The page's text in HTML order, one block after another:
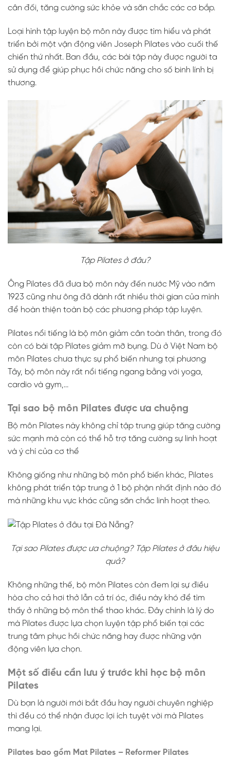
cân đối, tăng cường sức khỏe và săn chắc các cơ bắp.
Loại hình tập luyện bộ môn này được tìm hiểu và phát
triển bởi một vận động viên Joseph Pilates vào cuối thế
chiến thứ nhất. Ban đầu, các bài tập này được người ta
sử dụng để giúp phục hồi chức năng cho số binh lính bị
thương.
Tập Pilates ở đâu?
Ông Pilates đã đưa bộ môn này đến nước Mỹ vào năm
1923 cũng như ông đã dành rất nhiều thời gian của mình
để hoàn thiện toàn bộ các phương pháp tập luyện.
Pilates nổi tiếng là bộ môn giảm cân toàn thân, trong đó
còn có bài tập Pilates giảm mỡ bụng. Dù ở Việt Nam bộ
môn Pilates chưa thực sự phổ biến nhưng tại phương
Tây, bộ môn này rất nổi tiếng ngang bằng với yoga,
cardio và gym,…
Tại sao bộ môn Pilates được ưa chuộng
Bộ môn Pilates này không chỉ tập trung giúp tăng cường
sức mạnh mà còn có thể hỗ trợ tăng cường sự linh hoạt
và ý chí của cơ thể
Không giống như những bộ môn phổ biến khác, Pilates
không phát triển tập trung ở 1 bộ phận nhất định nào đó
mà những khu vực khác cũng săn chắc linh hoạt theo.
Tại sao Pilates được ưa chuộng? Tập Pilates ở đâu hiệu
quả?
Không những thế, bộ môn Pilates còn đem lại sự điều
hòa cho cả hơi thở lẫn cả trí óc, điều này khó để tìm
thấy ở những bộ môn thể thao khác. Đây chính là lý do
mà Pilates được lựa chọn luyện tập phổ biến tại các
trung tâm phục hồi chức năng hay được những vận
động viên lựa chọn.
Một số điều cần lưu ý trước khi học bộ môn
Pilates
Dù bạn là người mới bắt đầu hay người chuyên nghiệp
thì đều có thể nhận được lợi ích tuyệt vời mà Pilates
mang lại.
Pilates bao gồm Mat Pilates – Reformer Pilates